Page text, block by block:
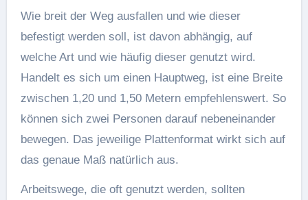
Wie breit der Weg ausfallen und wie dieser
befestigt werden soll, ist davon abhängig, auf
welche Art und wie häufig dieser genutzt wird.
Handelt es sich um einen Hauptweg, ist eine Breite
zwischen 1,20 und 1,50 Metern empfehlenswert. So
können sich zwei Personen darauf nebeneinander
bewegen. Das jeweilige Plattenformat wirkt sich auf
das genaue Maß natürlich aus.
Arbeitswege, die oft genutzt werden, sollten